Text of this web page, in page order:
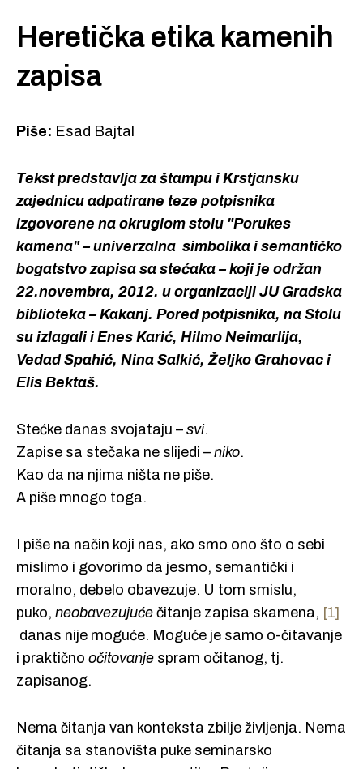
Heretička etika kamenih
zapisa
Piše: Esad Bajtal
Tekst predstavlja za štampu i Krstjansku
zajednicu adpatirane teze potpisnika
izgovorene na okruglom stolu "Porukes
kamena" – univerzalna simbolika i semantičko
bogatstvo zapisa sa stećaka – koji je održan
22.novembra, 2012. u organizaciji JU Gradska
biblioteka – Kakanj. Pored potpisnika, na Stolu
su izlagali i Enes Karić, Hilmo Neimarlija,
Vedad Spahić, Nina Salkić, Željko Grahovac i
Elis Bektaš.
Stećke danas svojataju –svi.
Zapise sa stečaka ne slijedi – niko.
Kao da na njima ništa ne piše.
A piše mnogo toga.
I piše na način koji nas, ako smo ono što o sebi
mislimo i govorimo da jesmo, semantički i
moralno, debelo obavezuje. U tom smislu,
puko, neobavezujućečitanje zapisa skamena, [1]
danas nije moguće. Moguće je samo o-čitavanje
i praktično očitovanjespram očitanog, tj.
zapisanog.
Nema čitanja van konteksta zbilje življenja. Nema
čitanja sa stanovišta puke seminarsko